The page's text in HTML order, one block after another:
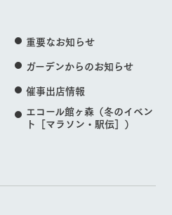
重要なお知らせ
ガーデンからのお知らせ
催事出店情報
エコール館ヶ森（冬のイベン
ト［マラソン・駅伝］）